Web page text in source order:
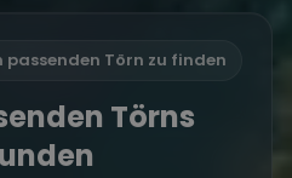
passenden Törn zu finden
Törns